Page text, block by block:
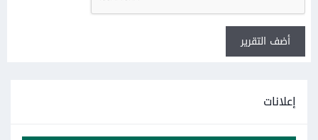
أضف التقرير
إعلانات